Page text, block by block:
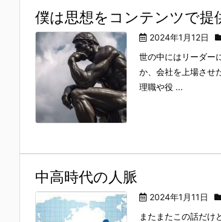
僕は思想をコンテンツで提
2024年1月12日
世の中にはリーダー
か、会社を上場させ
理職や役 ...
中高時代の人脈
2024年1月11日
またまたこの話だけ